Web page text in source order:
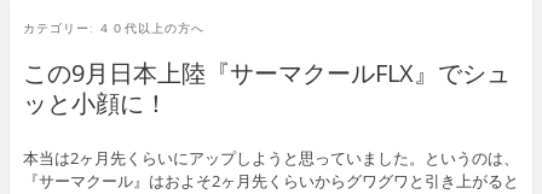
カテゴリー: ４０代以上の方へ
この9月日本上陸『サーマクールFLX』でシュ
ッと小顔に！
本当は2ヶ月先くらいにアップしようと思っていました。というのは、
『サーマクール』はおよそ2ヶ月先くらいからグワグワと引き上がると